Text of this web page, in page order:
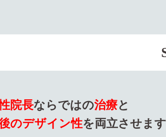
院長ならではの治療と
のデザイン性を両立させます